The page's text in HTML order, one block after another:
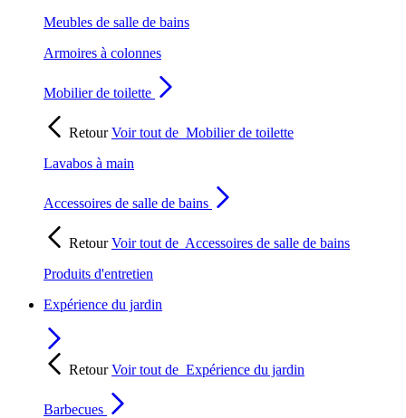
Meubles de salle de bains
Armoires à colonnes
Mobilier de toilette
RetourVoir tout de Mobilier de toilette
Lavabos à main
Accessoires de salle de bains
RetourVoir tout de Accessoires de salle de bains
Produits d'entretien
Expérience du jardin
RetourVoir tout de Expérience du jardin
Barbecues